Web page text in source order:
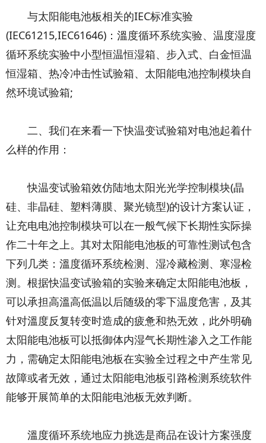
与太阳能电池板相关的IEC标准实验
(IEC61215,IEC61646)：溫度循环系统实验、温度湿度
循环系统实验中小型恒温恒湿箱、步入式、白金恒温
恒湿箱、热冷冲击性试验箱、太阳能电池控制模块自
然环境试验箱;
二、我们在来看一下快温变试验箱对电池起着什
么样的作用：
快温变试验箱效仿陆地太阳光光学控制模块(晶
硅、非晶硅、塑料薄膜、聚光镜型)的设计方案认证，
让充电电池控制模块可以在一般气候下长期性实际操
作二十年之上。其对太阳能电池板的可靠性测试包含
下列几类：溫度循环系统检测、湿冷藏检测、寒湿检
测。根据快温变试验箱的实验来确定太阳能电池板，
可以承担高溫高低温以后随级的零下温度危害，及其
针对溫度反复转变时造成的疲惫和热无效，此外明确
太阳能电池板可以抵御体内湿气长期性渗入之工作能
力，需确定太阳能电池板在实验全过程之中产生常见
故障或者无效，通过太阳能电池板引路检测系统软件
能够开展简单的太阳能电池板无效判断。
溫度循环系统地应力挑选是商品在设计方案强度